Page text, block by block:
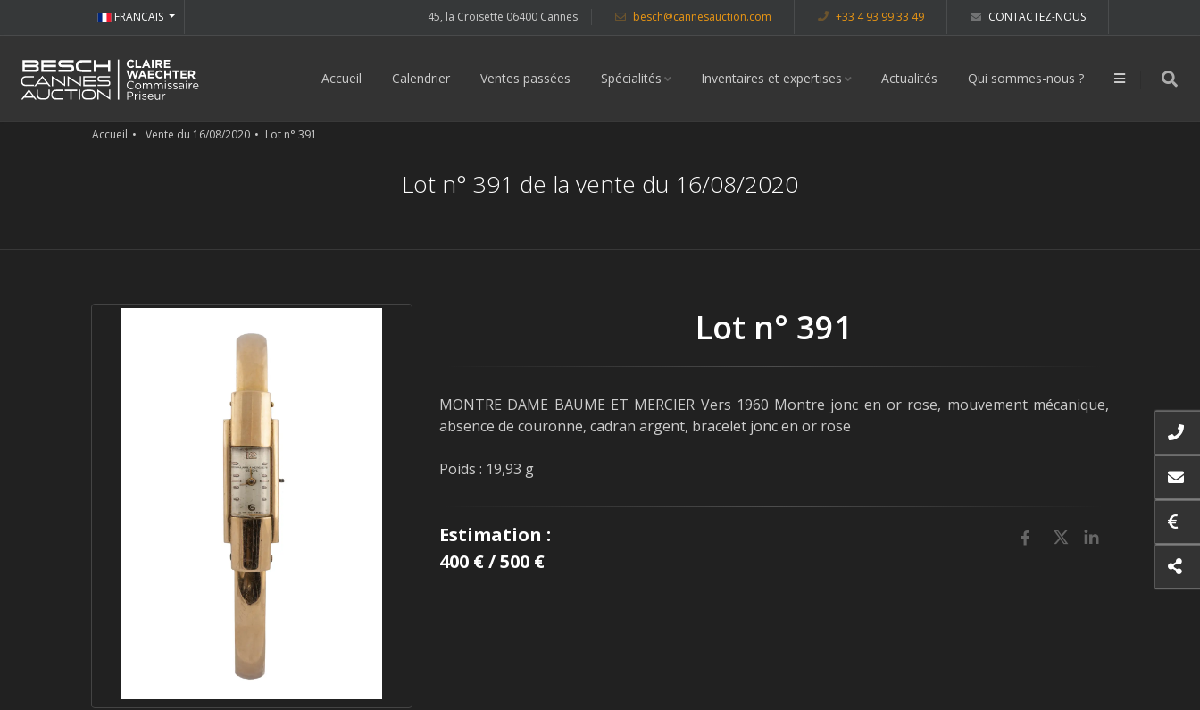
45, la Croisette 06400 Cannes besch@cannesauction.com +33 4 93 99 33 49 CONTACTEZ-NOUS
FRANCAIS
Accueil Calendrier Ventes passées Spécialités Inventaires et expertises Actualités Qui sommes-nous ?
Accueil Vente du 16/08/2020 Lot n° 391
Lot n° 391 de la vente du 16/08/2020
Lot n° 391
MONTRE DAME BAUME ET MERCIER Vers 1960 Montre jonc en or rose, mouvement mécanique,
absence de couronne, cadran argent, bracelet jonc en or rose
Poids : 19,93 g
Estimation :
400 € / 500 €